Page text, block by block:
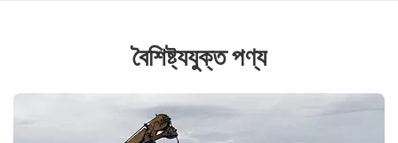
বৈশিষ্ট্যযুক্ত পণ্য